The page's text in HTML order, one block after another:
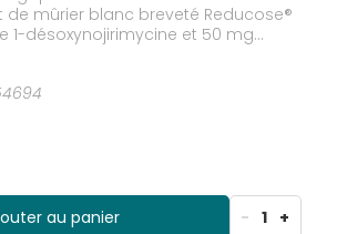
de mûrier blanc breveté Reducose®
1-désoxynojirimycine et 50 mg
titré à 20 mg de
au panier - 1 +